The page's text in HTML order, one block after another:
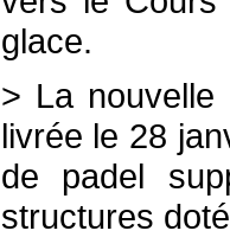
glace.
> La
livrée le 28
de padel
structures